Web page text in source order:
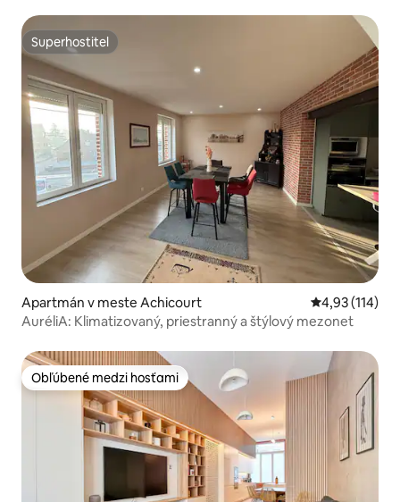
Superhostiteľ
Superhostiteľ
Apartmán v meste Achicourt Priemerné
4,93 (114)
AuréliA: Klimatizovaný, priestranný a štýlový mezonet
Obľúbené medzi hosťami
Obľúbené medzi hosťami